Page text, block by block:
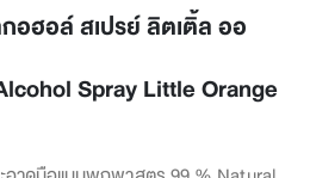
อฮอล์ สเปรย์ ลิตเติ้ล ออ
Spray Little Orange